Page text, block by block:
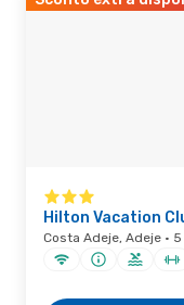
Hilton Vacation
Costa Adeje, Adeje ·